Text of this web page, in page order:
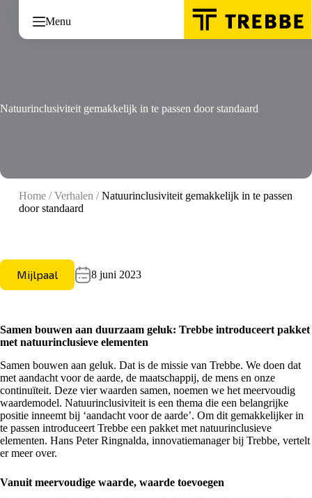
inhoud
Menu
Natuurinclusiviteit gemakkelijk in te passen door standaard
Home/Verhalen /Natuurinclusiviteit gemakkelijk in te passen
door standaard
Mijlpaal 8 juni 2023
Samen bouwen aan duurzaam geluk: Trebbe introduceert pakket
met natuurinclusieve elementen
Samen bouwen aan geluk. Dat is de missie van Trebbe. We doen dat
met aandacht voor de aarde, de maatschappij, de mens en onze
continuïteit. Deze vier waarden samen, noemen we het meervoudig
waardemodel. Natuurinclusiviteit is een thema die een belangrijke
positie inneemt bij ‘aandacht voor de aarde’. Om dit gemakkelijker in
te passen introduceert Trebbe een pakket met natuurinclusieve
elementen. Hans Peter Ringnalda, innovatiemanager bij Trebbe, vertelt
er meer over.
Vanuit meervoudige waarde, waarde toevoegen